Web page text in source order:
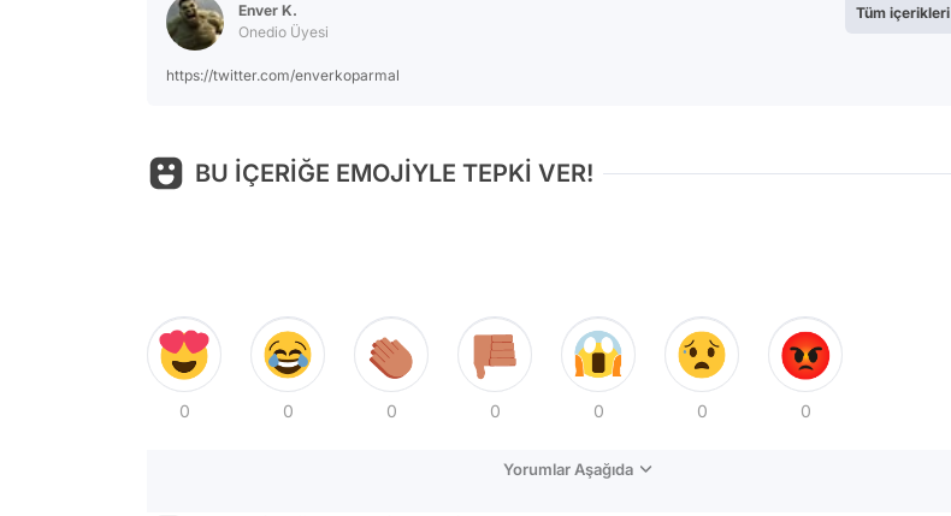
Enver K.
Onedio Üyesi
https://twitter.com/enverkoparmal
Tüm içerikleri
BU İÇERİĞE EMOJİYLE TEPKİ VER!
0 0 0 0 0 0 0
Yorumlar Aşağıda